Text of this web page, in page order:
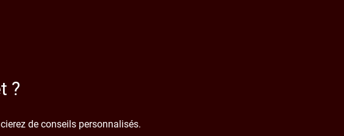
?
de conseils personnalisés.